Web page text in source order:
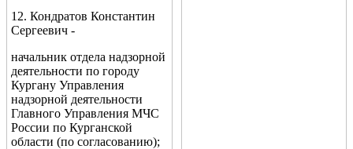
12. Кондратов Константин
Сергеевич -
начальник отдела надзорной
деятельности по городу
Кургану Управления
надзорной деятельности
Главного Управления МЧС
России по Курганской
области (по согласованию);